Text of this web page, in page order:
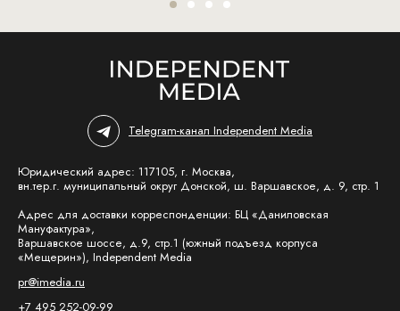
Telegram-канал Independent Media
Юридический адрес: 117105, г. Москва,
вн.тер.г. муниципальный округ Донской, ш. Варшавское, д. 9, стр. 1
Адрес для доставки корреспонденции: БЦ «Даниловская
Мануфактура»,
Варшавское шоссе, д.9, стр.1 (южный подъезд корпуса
«Мещерин»), Independent Media
pr@imedia.ru
+7 495 252-09-99